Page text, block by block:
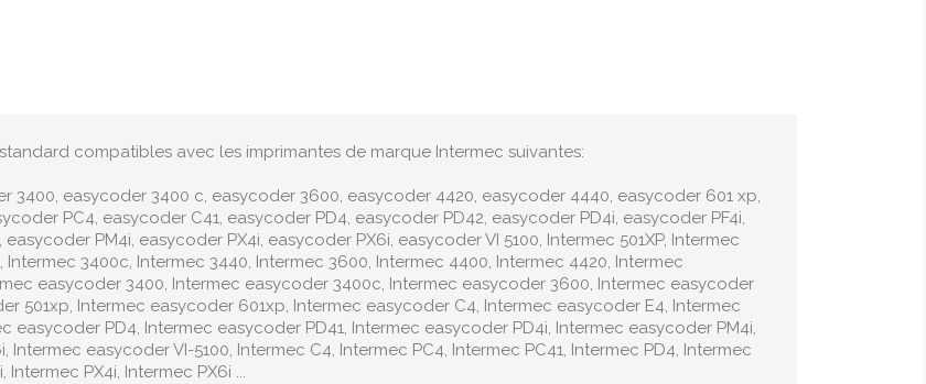
compatibles avec les imprimantes de marque Intermec suivantes:
3400, easycoder 3400 c, easycoder 3600, easycoder 4420, easycoder 4440, easycoder 601 xp,
PC4, easycoder C41, easycoder PD4, easycoder PD42, easycoder PD4i, easycoder PF4i,
PM4i, easycoder PX4i, easycoder PX6i, easycoder VI 5100, Intermec 501XP, Intermec
Intermec 3400c, Intermec 3440, Intermec 3600, Intermec 4400, Intermec 4420, Intermec
easycoder 3400, Intermec easycoder 3400c, Intermec easycoder 3600, Intermec easycoder
501xp, Intermec easycoder 601xp, Intermec easycoder C4, Intermec easycoder E4, Intermec
easycoder PD4, Intermec easycoder PD41, Intermec easycoder PD4i, Intermec easycoder PM4i,
easycoder VI-5100, Intermec C4, Intermec PC4, Intermec PC41, Intermec PD4, Intermec
Intermec PX4i, Intermec PX6i ...